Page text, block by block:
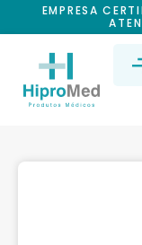
EMPRESA